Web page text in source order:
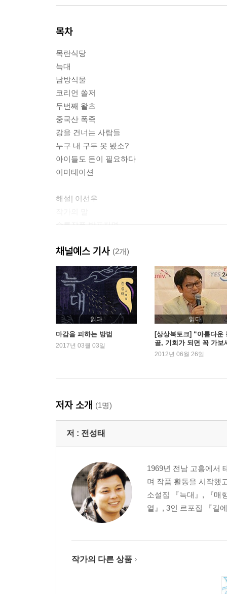
목차
목란식당
늑대
남방식물
코리언 쏠저
두번째 왈츠
중국산 폭죽
강을 건너는 사람들
누구 내 구두 못 봤소?
아이들도 돈이 필요하다
이미테이션
해설| 이선우
수록작품 발표지면
채널예스 기사 (2개)
읽다
마감을 피하는 방법
2017년 03월 03일
읽다
[상상북토크] “아름다운
골, 기회가 되면 꼭 가보
요” -『조드』김형수
2012년 06월 26일
저자 소개 (1명)
저 : 전성태
1969년 전남 고흥에서
며 작품 활동을 시작했
소설집 『늑대』, 『매
열』, 3인 르포집 『길
작가의 다른 상품